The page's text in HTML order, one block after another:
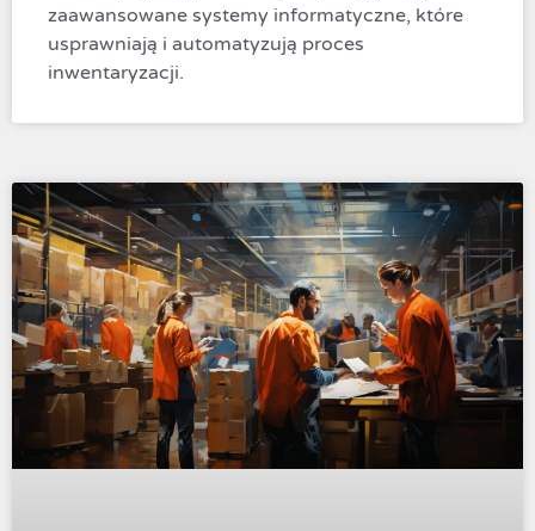
zaawansowane systemy informatyczne, które
usprawniają i automatyzują proces
inwentaryzacji.